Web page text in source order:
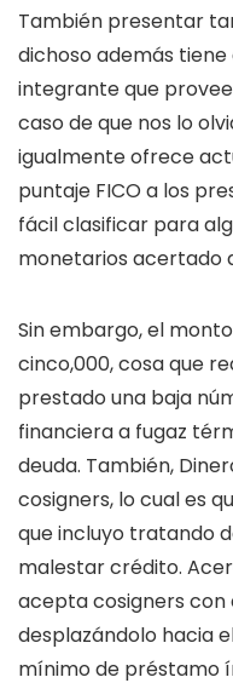
También presentar
dichoso además
integrante que
caso de que nos lo
igualmente ofrece
puntaje FICO a los
fácil clasificar para
monetarios acertado
Sin embargo, el
cinco,000, cosa que
prestado una baja
financiera a fugaz
deuda. También,
cosigners, lo cual es
que incluyo tratando
malestar crédito.
acepta cosigners con
desplazándolo hacia
mínimo de préstamo